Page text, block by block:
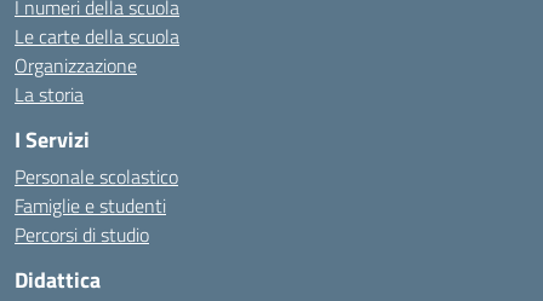
I numeri della scuola
Le carte della scuola
Organizzazione
La storia
I Servizi
Personale scolastico
Famiglie e studenti
Percorsi di studio
Didattica